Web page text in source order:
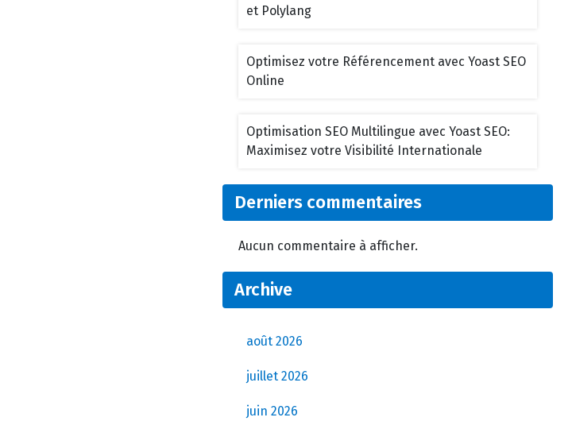
et Polylang
Optimisez votre Référencement avec Yoast SEO
Online
Optimisation SEO Multilingue avec Yoast SEO:
Maximisez votre Visibilité Internationale
Derniers commentaires
Aucun commentaire à afficher.
Archive
août 2026
juillet 2026
juin 2026